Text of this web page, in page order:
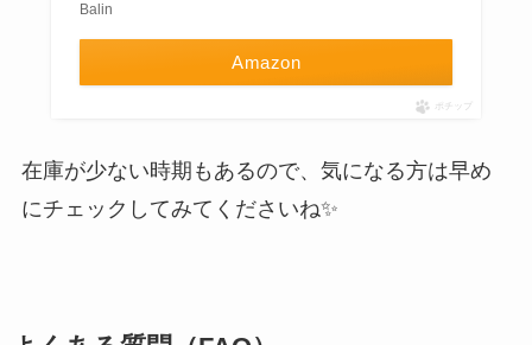
Balin
Amazon
ポチップ
在庫が少ない時期もあるので、気になる方は早め
にチェックしてみてくださいね✨